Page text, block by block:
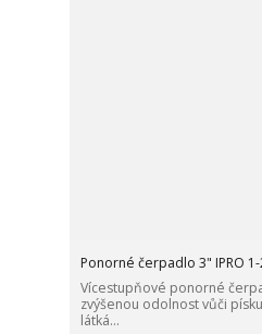
Ponorné čerpadlo 3" IPRO 1-
Vícestupňové ponorné
zvýšenou odolnost vůči
látká...